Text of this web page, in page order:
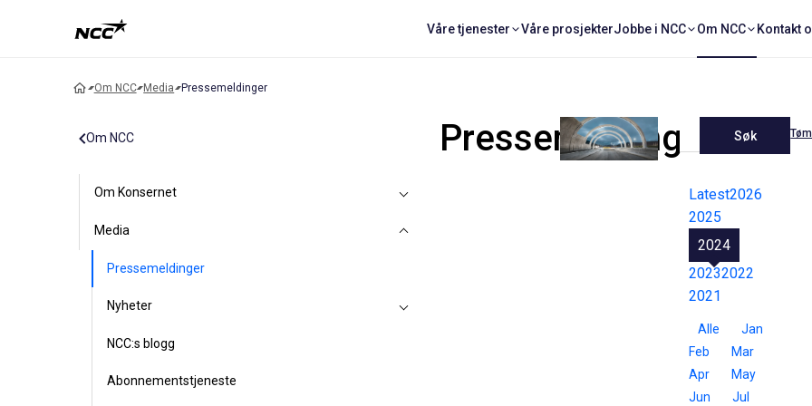
Våre tjenester Våre prosjekterJobbe i NCC Om NCC Kontakt
Om NCC Media Pressemeldinger
Om NCC
Om Konsernet
Media
Pressemeldinger
Nyheter
NCC:s blogg
Abonnementstjeneste
Pressemeldinger Søk
Latest2026
2025
2024
20232022
2021
Alle
Jan
Feb
Mar
Apr
May
Jun
Jul